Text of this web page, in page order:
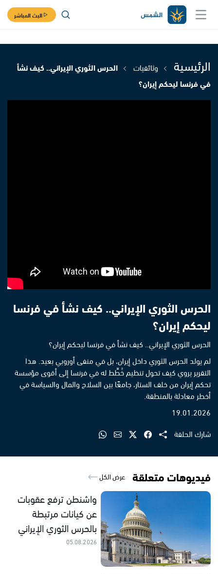
البث المباشر
الرئيسية وثائقيات
الحرس الثوري الإيراني.. كيف نشأ
في فرنسا ليحكم إيران؟
الحرس الثوري الإيراني.. كيف نشأ في فرنسا
ليحكم إيران؟
الحرس الثوري الإيراني.. كيف نشأ في فرنسا ليحكم إيران؟
لم يولد الحرس الثوري داخل إيران، بل في منفى أوروبي بعيد. هذا
التقرير يروي كيف تحول تنظيم خُطِّط له في فرنسا إلى أقوى مؤسسة
تحكم إيران من خلف الستار، جامعًا بين السلاح والمال والسياسة في
أخطر معادلة بالمنطقة.
19.01.2026
شارك الحلقة
فيديوهات متعلقة عرض الكل
واشنطن ترفع عقوبات
عن كيانات مرتبطة
بالحرس الثوري الإيراني
05.08.2026